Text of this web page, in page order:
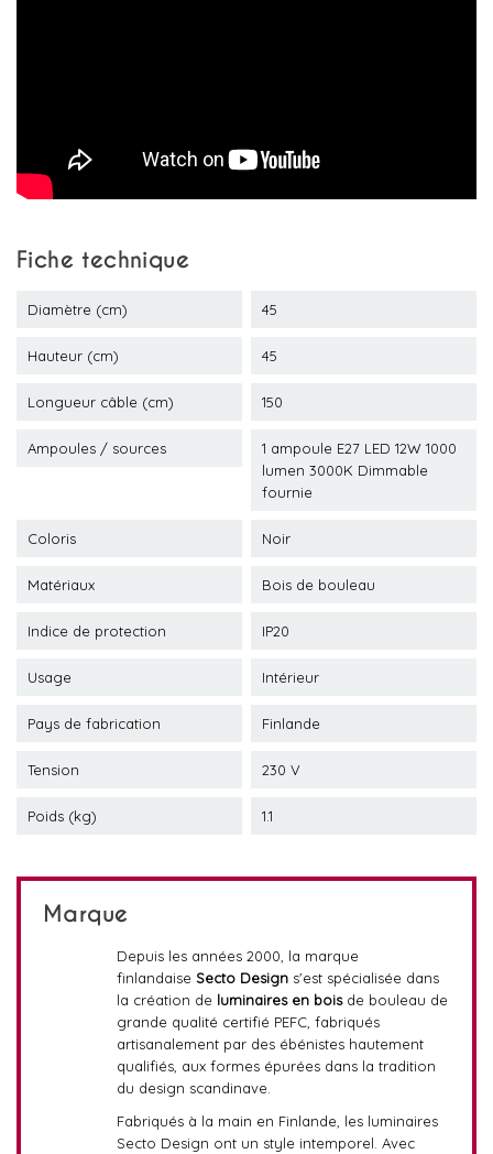
Fiche technique
Diamètre (cm) 45
Hauteur (cm) 45
Longueur câble (cm) 150
Ampoules / sources
1 ampoule E27 LED 12W 1000
lumen 3000K Dimmable
fournie
Coloris Noir
Matériaux Bois de bouleau
Indice de protection IP20
Usage Intérieur
Pays de fabrication Finlande
Tension 230 V
Poids (kg) 1.1
Marque
Depuis les années 2000, la marque
finlandaise Secto Designs'est spécialisée dans
la création de luminaires en boisde bouleau de
grande qualité certifié PEFC, fabriqués
artisanalement par des ébénistes hautement
qualifiés, aux formes épurées dans la tradition
du design scandinave.
Fabriqués à la main en Finlande, les luminaires
Secto Design ont un style intemporel. Avec